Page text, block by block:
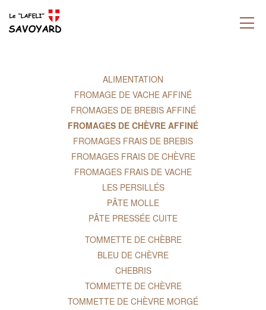
ALIMENTATION
FROMAGE DE VACHE AFFINÉ
FROMAGES DE BREBIS AFFINÉ
FROMAGES DE CHÈVRE AFFINÉ
FROMAGES FRAIS DE BREBIS
FROMAGES FRAIS DE CHÈVRE
FROMAGES FRAIS DE VACHE
LES PERSILLÉS
PÂTE MOLLE
PÂTE PRESSÉE CUITE
TOMMETTE DE CHÈBRE
BLEU DE CHÈVRE
CHEBRIS
TOMMETTE DE CHÈVRE
TOMMETTE DE CHÈVRE MORGÉ